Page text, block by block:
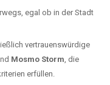
egal ob in der Stadt
vertrauenswürdige
Mosmo Storm, die
erfüllen.